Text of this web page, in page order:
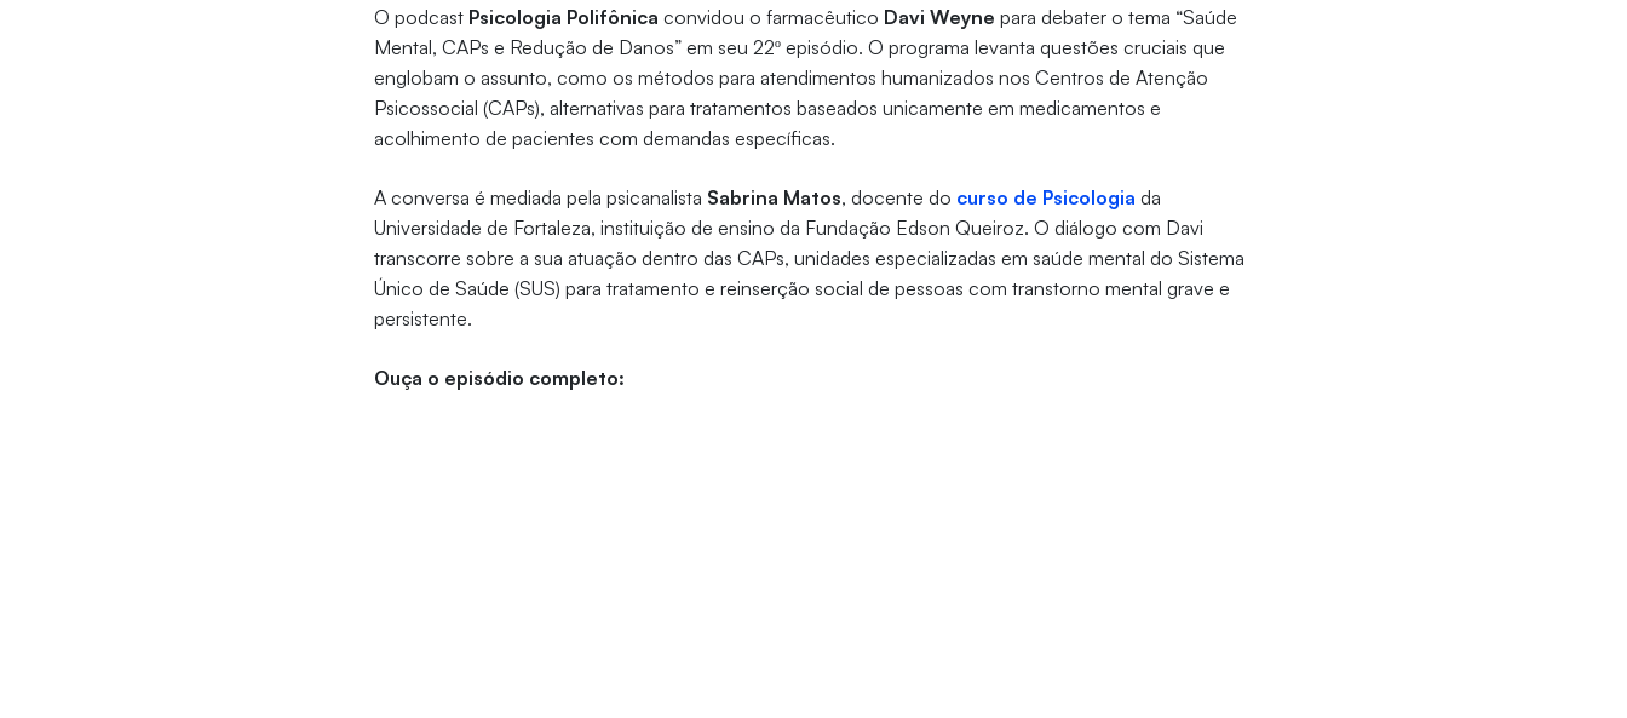
O podcast Psicologia Polifônica convidou o farmacêutico Davi Weyne para debater o tema “Saúde
Mental, CAPs e Redução de Danos” em seu 22º episódio. O programa levanta questões cruciais que
englobam o assunto, como os métodos para atendimentos humanizados nos Centros de Atenção
Psicossocial (CAPs), alternativas para tratamentos baseados unicamente em medicamentos e
acolhimento de pacientes com demandas específicas.
A conversa é mediada pela psicanalista Sabrina Matos, docente do curso de Psicologia da
Universidade de Fortaleza, instituição de ensino da Fundação Edson Queiroz. O diálogo com Davi
transcorre sobre a sua atuação dentro das CAPs, unidades especializadas em saúde mental do Sistema
Único de Saúde (SUS) para tratamento e reinserção social de pessoas com transtorno mental grave e
persistente.
Ouça o episódio completo: